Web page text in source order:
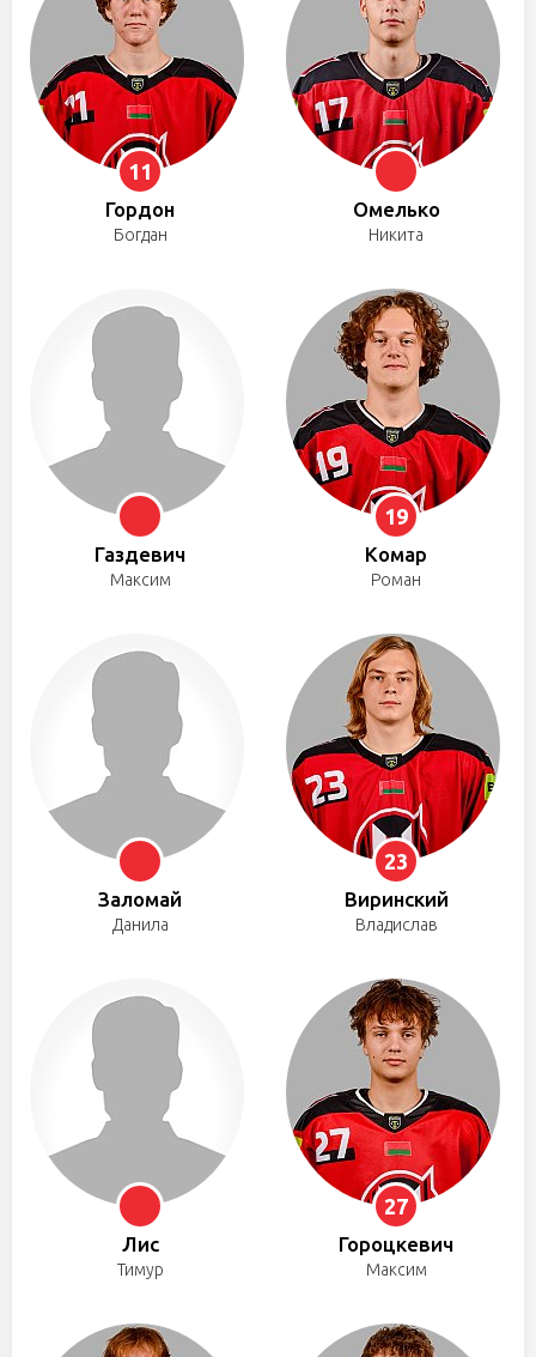
11
Гордон
Богдан
Омелько
Никита
Газдевич
Максим
19
Комар
Роман
Заломай
Данила
23
Виринский
Владислав
Лис
Тимур
27
Гороцкевич
Максим